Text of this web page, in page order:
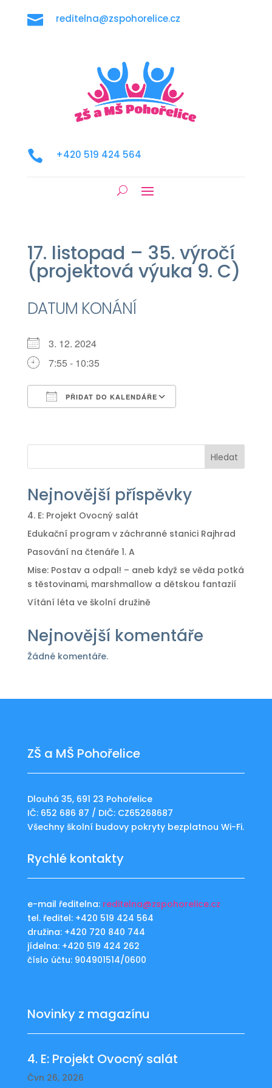
 reditelna@zspohorelice.cz
 +420 519 424 564
17. listopad – 35. výročí
(projektová výuka 9. C)
DATUM KONÁNÍ
3. 12. 2024
7:55 - 10:35
PŘIDAT DO KALENDÁŘE
Hledat
Nejnovější příspěvky
4. E: Projekt Ovocný salát
Edukační program v záchranné stanici Rajhrad
Pasování na čtenáře 1. A
Mise: Postav a odpal! – aneb když se věda potká
s těstovinami, marshmallow a dětskou fantazií
Vítání léta ve školní družině
Nejnovější komentáře
Žádné komentáře.
ZŠ a MŠ Pohořelice
Dlouhá 35, 691 23 Pohořelice
IČ: 652 686 87 / DIČ: CZ65268687
Všechny školní budovy pokryty bezplatnou Wi-Fi.
Rychlé kontakty
e-mail ředitelna: reditelna@zspohorelice.cz
tel. ředitel: +420 519 424 564
družina: +420 720 840 744
jídelna: +420 519 424 262
číslo účtu: 904901514/0600
Novinky z magazínu
4. E: Projekt Ovocný salát
Čvn 26, 2026